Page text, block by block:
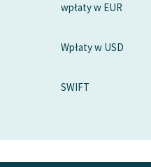
wpłaty w EUR
Wpłaty w USD
SWIFT